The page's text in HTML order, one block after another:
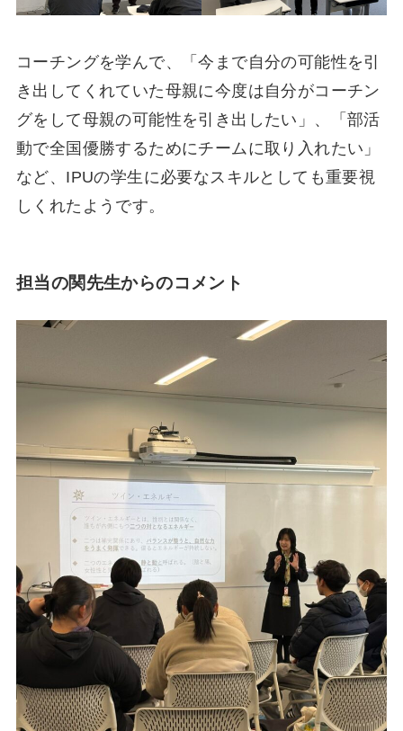
コーチングを学んで、「今まで自分の可能性を引
き出してくれていた母親に今度は自分がコーチン
グをして母親の可能性を引き出したい」、「部活
動で全国優勝するためにチームに取り入れたい」
など、IPUの学生に必要なスキルとしても重要視
しくれたようです。
担当の関先生からのコメント